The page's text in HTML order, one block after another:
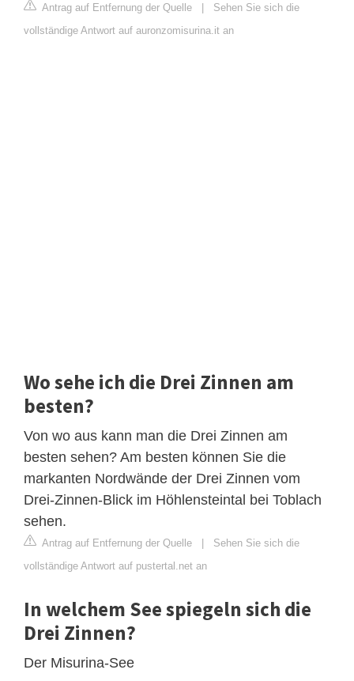
Antrag auf Entfernung der Quelle
Sehen Sie sich die
vollständige Antwort auf auronzomisurina.it an
Wo sehe ich die Drei Zinnen am
besten?
Von wo aus kann man die Drei Zinnen am
besten sehen? Am besten können Sie die
markanten Nordwände der Drei Zinnen vom
Drei-Zinnen-Blick im Höhlensteintal bei Toblach
sehen.
Antrag auf Entfernung der Quelle
Sehen Sie sich die
vollständige Antwort auf pustertal.net an
In welchem See spiegeln sich die
Drei Zinnen?
Der Misurina-See